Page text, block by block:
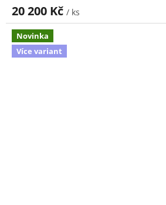
20 200 Kč / ks
Novinka
Více variant